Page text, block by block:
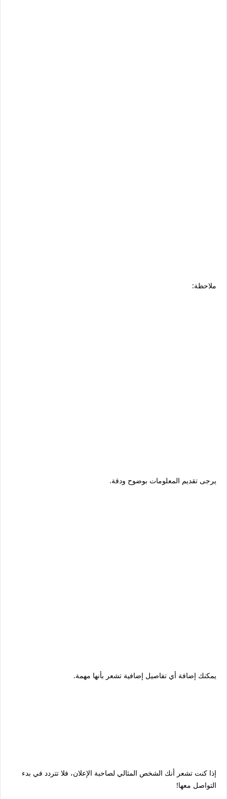
ملاحظة:
يرجى تقديم المعلومات بوضوح ودقة.
يمكنك إضافة أي تفاصيل إضافية تشعر بأنها مهمة.
إذا كنت تشعر أنك الشخص المثالي لصاحبة الإعلان، فلا تتردد في بدء
التواصل معها!